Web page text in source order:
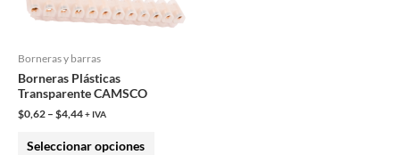
Borneras y barras
Borneras Plásticas
Transparente CAMSCO
$0,62 – $4,44+ IVA
Seleccionar opciones
opciones